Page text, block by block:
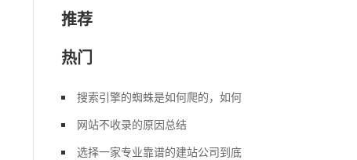
推荐
热门
搜索引擎的蜘蛛是如何爬的，如何
网站不收录的原因总结
选择一家专业靠谱的建站公司到底